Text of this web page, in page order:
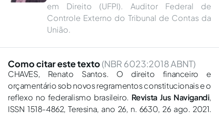
em Direito (UFPI). Auditor Federal de
Controle Externo do Tribunal de Contas da
União.
Como citar este texto (NBR 6023:2018 ABNT)
CHAVES, Renato Santos. O direito financeiro e
orçamentário sob novos regramentos constitucionais e o
reflexo no federalismo brasileiro. Revista Jus Navigandi,
ISSN 1518-4862, Teresina, ano 26, n. 6630, 26 ago. 2021.